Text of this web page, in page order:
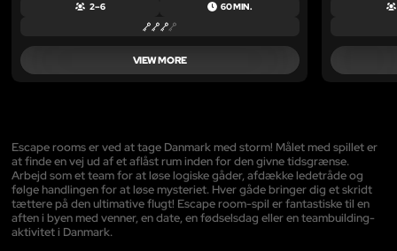
2 – 6 60 MIN.
VIEW MORE
Escape rooms er ved at tage Danmark med storm! Målet med spillet er
at finde en vej ud af et aflåst rum inden for den givne tidsgrænse.
Arbejd som et team for at løse logiske gåder, afdække ledetråde og
følge handlingen for at løse mysteriet. Hver gåde bringer dig et skridt
tættere på den ultimative flugt! Escape room-spil er fantastiske til en
aften i byen med venner, en date, en fødselsdag eller en teambuilding-
aktivitet i Danmark.